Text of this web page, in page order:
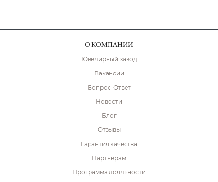
О КОМПАНИИ
Ювелирный завод
Вакансии
Вопрос-Ответ
Новости
Блог
Отзывы
Гарантия качества
Партнёрам
Программа лояльности